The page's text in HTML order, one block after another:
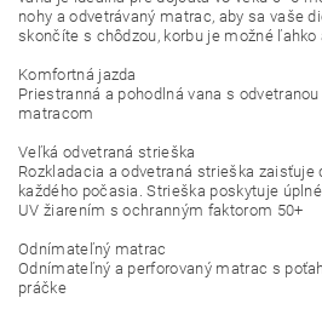
nohy a odvetrávaný matrac, aby sa vaše
skončíte s chôdzou, korbu je možné ľahko
Komfortná jazda
Priestranná a pohodlná vana s
matracom
Veľká odvetraná strieška
Rozkladacia a odvetraná strieška zaisťuje
každého počasia. Strieška poskytuje
UV žiarením s ochranným faktorom 50+
Odnímateľný matrac
Odnímateľný a perforovaný matrac s
práčke